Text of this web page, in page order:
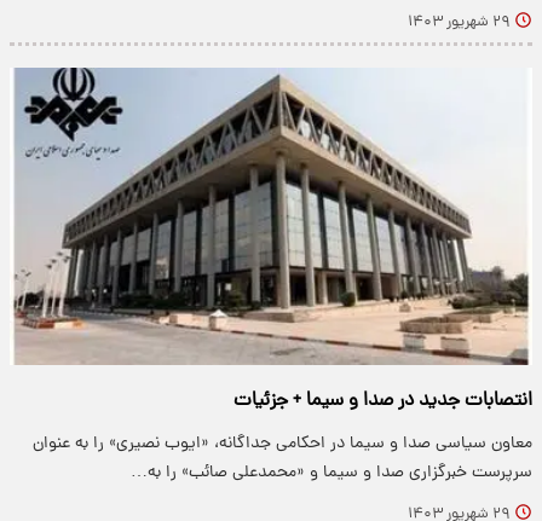
۲۹ شهریور ۱۴۰۳
انتصابات جدید در صدا و سیما + جزئیات
معاون سیاسی صدا و سیما در احکامی جداگانه، «ایوب نصیری» را به عنوان
سرپرست خبرگزاری صدا و سیما و «محمدعلی صائب» را به…
۲۹ شهریور ۱۴۰۳